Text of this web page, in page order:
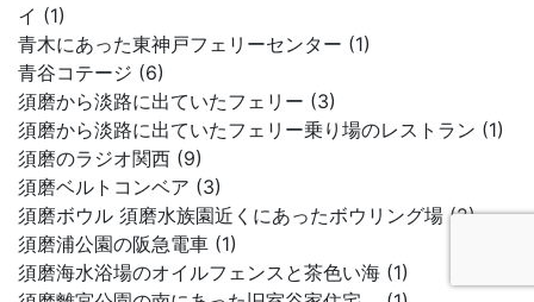
イ (1)
青木にあった東神戸フェリーセンター (1)
青谷コテージ (6)
須磨から淡路に出ていたフェリー (3)
須磨から淡路に出ていたフェリー乗り場のレストラン (1)
須磨のラジオ関西 (9)
須磨ベルトコンベア (3)
須磨ボウル 須磨水族園近くにあったボウリング場 (2)
須磨浦公園の阪急電車 (1)
須磨海水浴場のオイルフェンスと茶色い海 (1)